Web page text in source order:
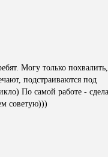
Могу только похвалить,
подстраиваются под
По самой работе -
советую)))